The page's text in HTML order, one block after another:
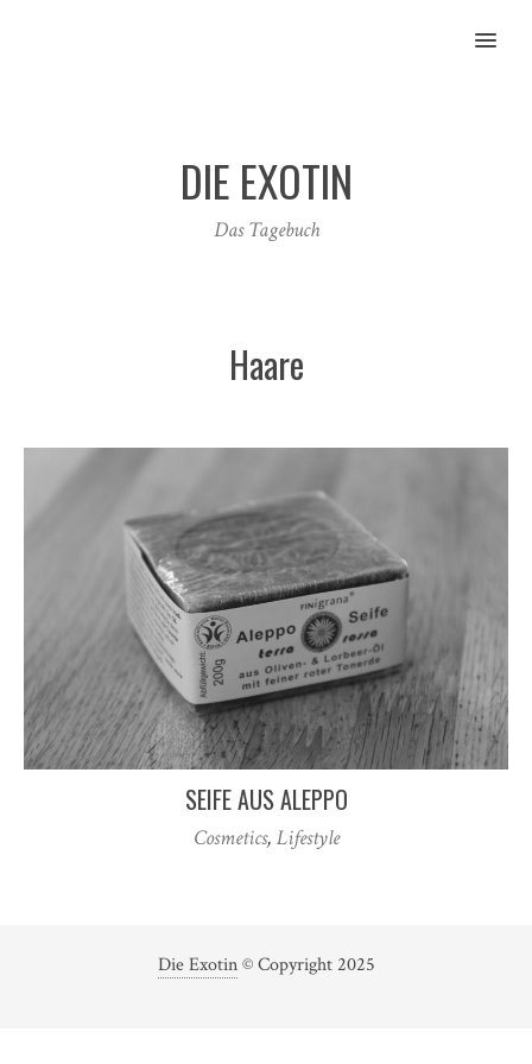
MENU
DIE EXOTIN
Das Tagebuch
Haare
SEIFE AUS ALEPPO
Cosmetics, Lifestyle
Die Exotin© Copyright 2025